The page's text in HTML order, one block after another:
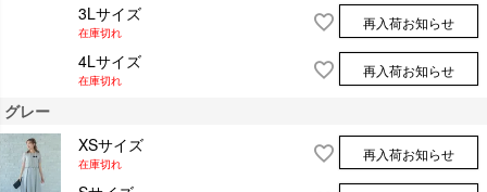
3Lサイズ
在庫切れ
再入荷お知らせ
4Lサイズ
在庫切れ
再入荷お知らせ
グレー
XSサイズ
在庫切れ
再入荷お知らせ